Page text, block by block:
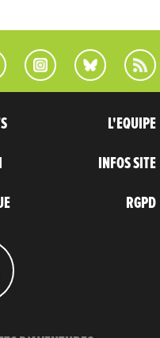
L'EQUIPE
INFOS SITE
RGPD